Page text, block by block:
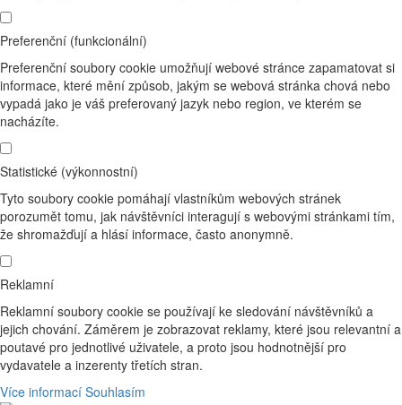
Preferenční (funkcionální)
Preferenční soubory cookie umožňují webové stránce zapamatovat si
informace, které mění způsob, jakým se webová stránka chová nebo
vypadá jako je váš preferovaný jazyk nebo region, ve kterém se
nacházíte.
Statistické (výkonnostní)
Tyto soubory cookie pomáhají vlastníkům webových stránek
porozumět tomu, jak návštěvníci interagují s webovými stránkami tím,
že shromažďují a hlásí informace, často anonymně.
Reklamní
Reklamní soubory cookie se používají ke sledování návštěvníků a
jejich chování. Záměrem je zobrazovat reklamy, které jsou relevantní a
poutavé pro jednotlivé uživatele, a proto jsou hodnotnější pro
vydavatele a inzerenty třetích stran.
Více informací Souhlasím